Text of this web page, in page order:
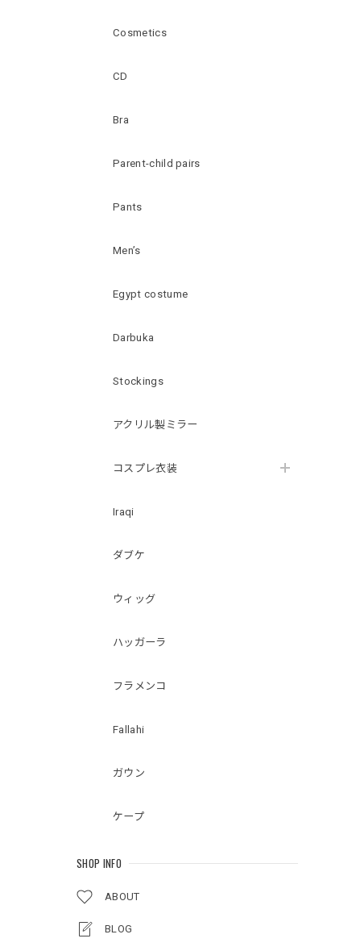
Cosmetics
CD
Bra
Parent-child pairs
Pants
Men’s
Egypt costume
Darbuka
Stockings
アクリル製ミラー
コスプレ衣装
Iraqi
ダブケ
ウィッグ
ハッガーラ
フラメンコ
Fallahi
ガウン
ケープ
SHOP INFO
ABOUT
BLOG